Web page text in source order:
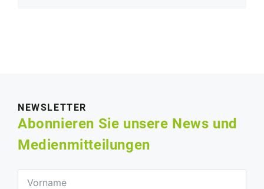
NEWSLETTER
Abonnieren Sie unsere News und
Medienmitteilungen